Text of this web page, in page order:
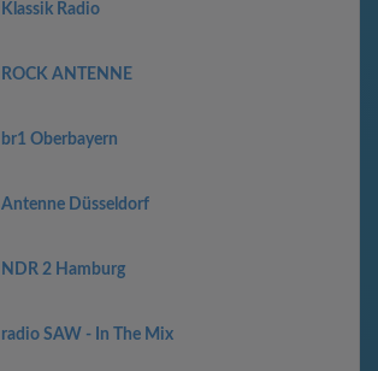
Klassik Radio
ROCK ANTENNE
br1 Oberbayern
Antenne Düsseldorf
NDR 2 Hamburg
radio SAW - In The Mix